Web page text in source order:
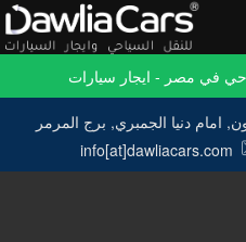
في مصر - ايجار سيارات
امام دنيا الجمبري, برج المرمر
info[at]dawliacars.com